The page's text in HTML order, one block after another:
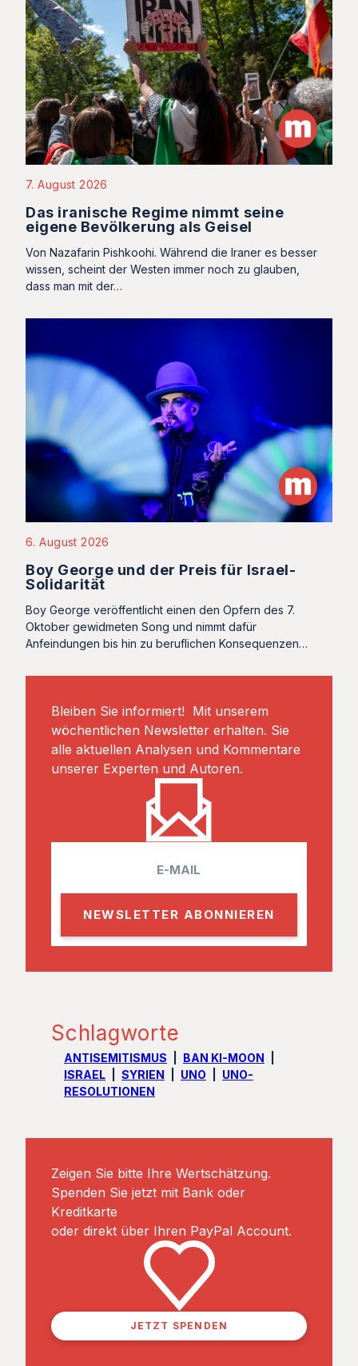
7. August 2026
Das iranische Regime nimmt seine
eigene Bevölkerung als Geisel
Von Nazafarin Pishkoohi. Während die Iraner es besser
wissen, scheint der Westen immer noch zu glauben,
dass man mit der…
6. August 2026
Boy George und der Preis für Israel-
Solidarität
Boy George veröffentlicht einen den Opfern des 7.
Oktober gewidmeten Song und nimmt dafür
Anfeindungen bis hin zu beruflichen Konsequenzen…
Bleiben Sie informiert! Mit unserem
wöchentlichen Newsletter erhalten. Sie
alle aktuellen Analysen und Kommentare
unserer Experten und Autoren.
l
Schlagworte
ANTISEMITISMUS
BAN KI-MOON
ISRAEL
SYRIEN UNO
UNO-
RESOLUTIONEN
Zeigen Sie bitte Ihre Wertschätzung.
Spenden Sie jetzt mit Bank oder
Kreditkarte
oder direkt über Ihren PayPal Account.
JETZT SPENDEN